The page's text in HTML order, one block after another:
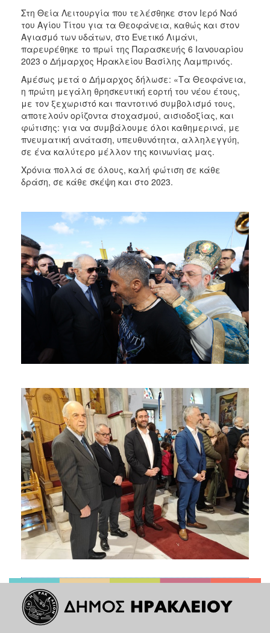
ΗΡΑΚΛΕΙΟ
Στη Θεία Λειτουργία που τελέσθηκε στον Ιερό Ναό
του Αγίου Τίτου για τα Θεοφάνεια, καθώς και στον
Αγιασμό των υδάτων, στο Ενετικό Λιμάνι,
παρευρέθηκε το πρωί της Παρασκευής 6 Ιανουαρίου
2023 ο Δήμαρχος Ηρακλείου Βασίλης Λαμπρινός.
Αμέσως μετά ο Δήμαρχος δήλωσε: «Τα Θεοφάνεια,
η πρώτη μεγάλη θρησκευτική εορτή του νέου έτους,
με τον ξεχωριστό και παντοτινό συμβολισμό τους,
αποτελούν ορίζοντα στοχασμού, αισιοδοξίας, και
φώτισης: για να συμβάλουμε όλοι καθημερινά, με
πνευματική ανάταση, υπευθυνότητα, αλληλεγγύη,
σε ένα καλύτερο μέλλον της κοινωνίας μας.
Χρόνια πολλά σε όλους, καλή φώτιση σε κάθε
δράση, σε κάθε σκέψη και στο 2023.